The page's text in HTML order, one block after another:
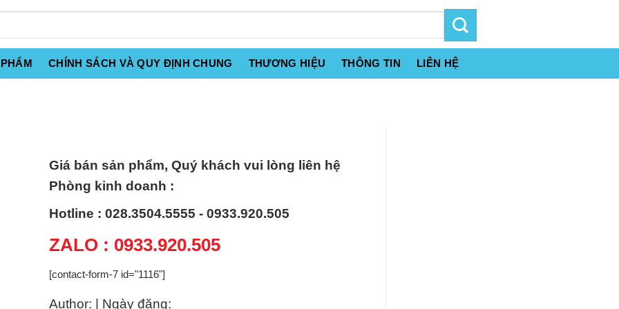
CHÍNH SÁCH VÀ QUY ĐỊNH CHUNG THƯƠNG HIỆU THÔNG TIN LIÊN HỆ
Giá bán sản phẩm, Quý khách vui lòng liên hệ
Phòng kinh doanh :
Hotline : 028.3504.5555 - 0933.920.505
ZALO : 0933.920.505
[contact-form-7 id="1116"]
Author: | Ngày đăng: